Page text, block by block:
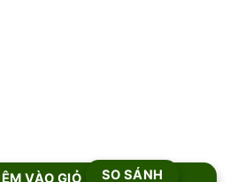
VÀO GIỎ SO SÁNH